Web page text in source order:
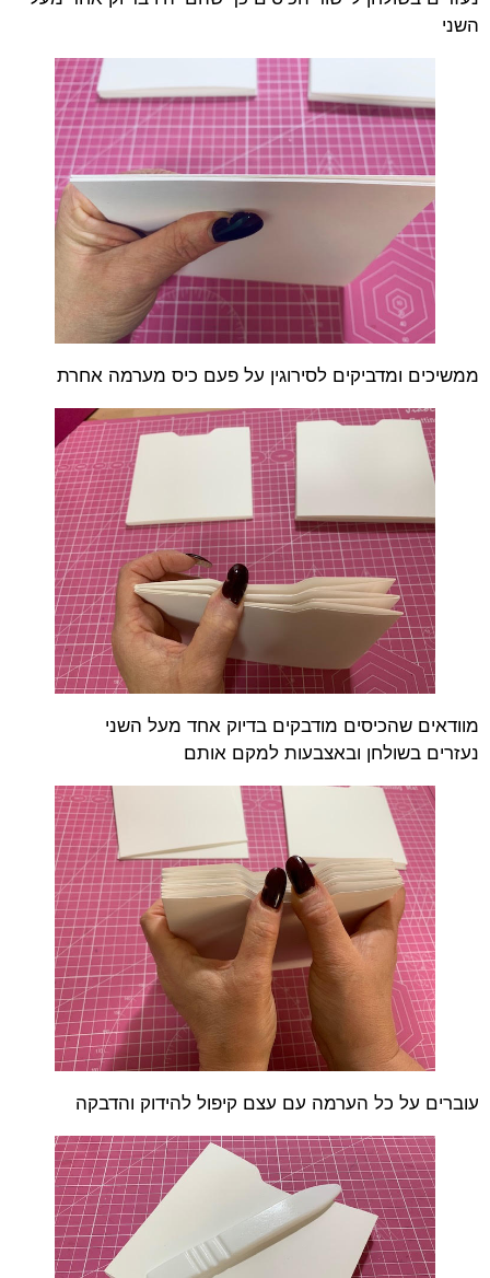
השני
ממשיכים ומדביקים לסירוגין על פעם כיס מערמה אחרת
מוודאים שהכיסים מודבקים בדיוק אחד מעל השני
נעזרים בשולחן ובאצבעות למקם אותם
עוברים על כל הערמה עם עצם קיפול להידוק והדבקה